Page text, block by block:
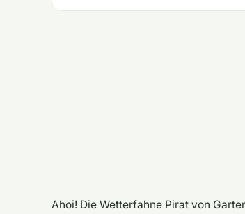
Ahoi! Die Wetterfahne Pirat von